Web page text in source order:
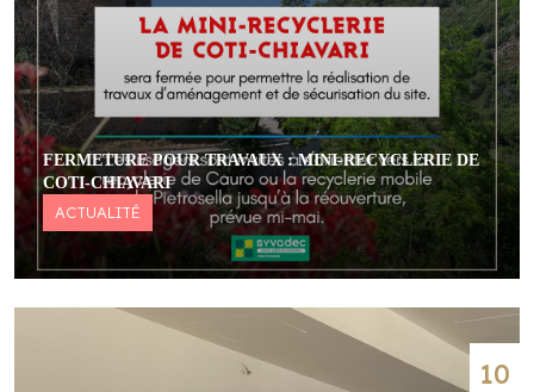
FERMETURE POUR TRAVAUX : MINI-RECYCLERIE DE
COTI-CHIAVARI
ACTUALITÉ
10